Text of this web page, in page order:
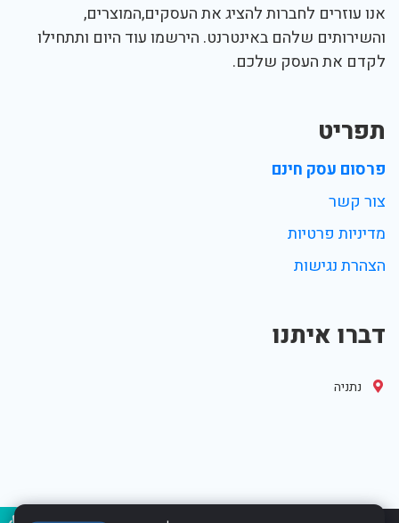
אנו עוזרים לחברות להציג את העסקים,המוצרים,
והשירותים שלהם באינטרנט. הירשמו עוד היום ותתחילו
לקדם את העסק שלכם.
תפריט
פרסום עסק חינם
צור קשר
מדיניות פרטיות
הצהרת נגישות
דברו איתנו
נתניה